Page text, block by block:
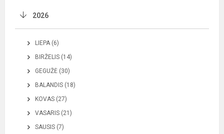
2026
LIEPA (6)
BIRŽELIS (14)
GEGUŽĖ (30)
BALANDIS (18)
KOVAS (27)
VASARIS (21)
SAUSIS (7)